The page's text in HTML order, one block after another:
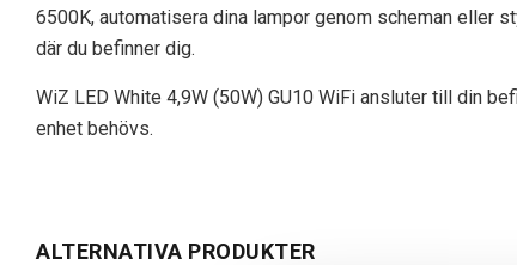
6500K, automatisera dina lampor genom scheman eller
där du befinner dig.
WiZ LED White 4,9W (50W) GU10 WiFi ansluter till din
enhet behövs.
ALTERNATIVA PRODUKTER